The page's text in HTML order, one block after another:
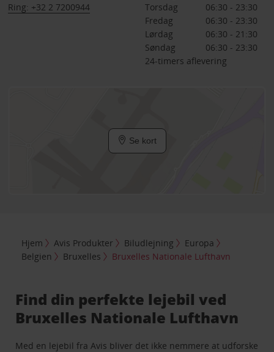
Ring: +32 2 7200944
Torsdag
06:30 - 23:30
Fredag
06:30 - 23:30
Lørdag
06:30 - 21:30
Søndag
06:30 - 23:30
24-timers aflevering
Se kort
Hjem Avis Produkter Biludlejning
Europa
Belgien
Bruxelles Bruxelles Nationale Lufthavn
Find din perfekte lejebil ved
Bruxelles Nationale Lufthavn
Med en lejebil fra Avis bliver det ikke nemmere at udforske